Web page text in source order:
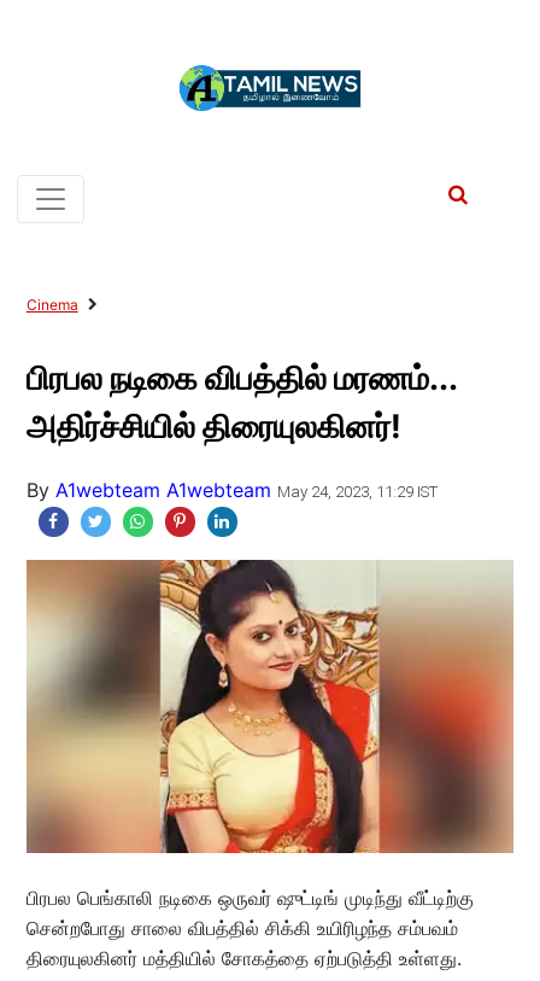
Cinema
பிரபல நடிகை விபத்தில் மரணம்...
அதிர்ச்சியில் திரையுலகினர்!
By A1webteam A1webteam May 24, 2023, 11:29 IST
பிரபல பெங்காலி நடிகை ஒருவர் ஷுட்டிங் முடிந்து வீட்டிற்கு
சென்றபோது சாலை விபத்தில் சிக்கி உயிரிழந்த சம்பவம்
திரையுலகினர் மத்தியில் சோகத்தை ஏற்படுத்தி உள்ளது.